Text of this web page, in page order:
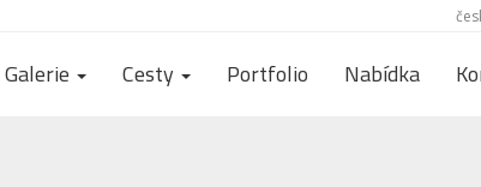
Galerie Cesty Portfolio Nabídka